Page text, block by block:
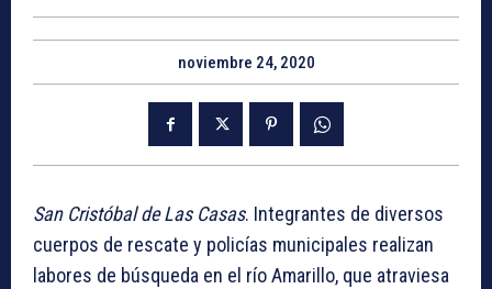
noviembre 24, 2020
San Cristóbal de Las Casas. Integrantes de diversos
cuerpos de rescate y policías municipales realizan
labores de búsqueda en el río Amarillo, que atraviesa